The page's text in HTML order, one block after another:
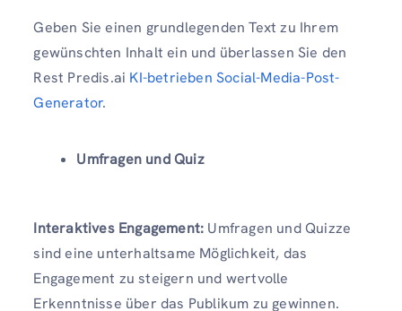
Geben Sie einen grundlegenden Text zu Ihrem
gewünschten Inhalt ein und überlassen Sie den
Rest Predis.ai KI-betrieben Social-Media-Post-
Generator.
Umfragen und Quiz
Interaktives Engagement: Umfragen und Quizze
sind eine unterhaltsame Möglichkeit, das
Engagement zu steigern und wertvolle
Erkenntnisse über das Publikum zu gewinnen.